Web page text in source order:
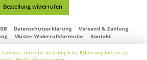
Bestellung widerrufen
Datenschutzerklärung
Versand & Zahlung
Muster-Widerrufsformular
Kontakt
Mehrwertsteuer zzgl. Versandkosten
und ggf.
wenn nicht anders angegeben.
um eine bestmögliche Erfahrung bieten zu